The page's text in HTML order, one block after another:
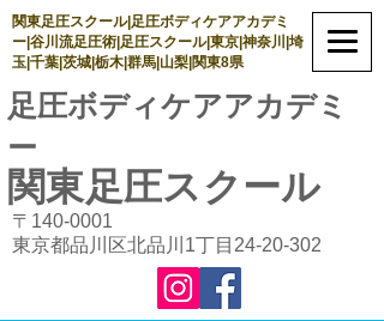
関東足圧スクール|足圧ボディケアアカデミ
ー|谷川流足圧術|足圧スクール|東京|神奈川|埼
玉|千葉|茨城|栃木|群馬|山梨|関東8県
足圧ボディケアアカデミ
ー
関東足圧スクール
〒140-0001
東京都品川区北品川1丁目24-20-302